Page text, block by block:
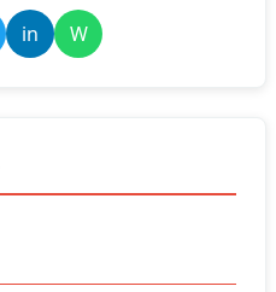
in W